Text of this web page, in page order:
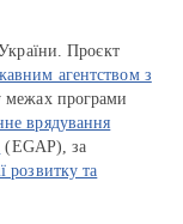
Проєкт
агентством з
межах програми
врядування
(EGAP), за
розвитку та